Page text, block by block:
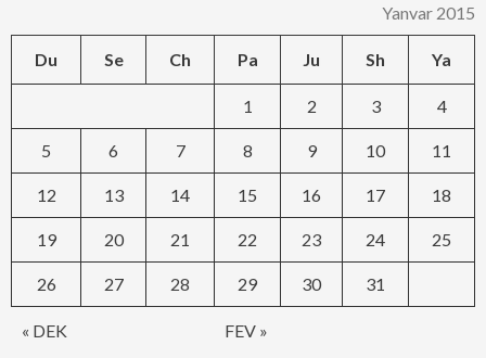
Yanvar 2015
Du Se Ch Pa Ju Sh Ya
« DEK FEV »
1 2 3 4
5 6 7 8 9 10 11
12 13 14 15 16 17 18
19 20 21 22 23 24 25
26 27 28 29 30 31